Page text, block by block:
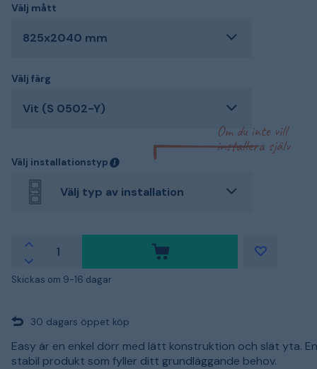
Välj mått
825x2040 mm
Välj färg
Vit (S 0502-Y)
Om du inte vill
installera själv
Välj installationstyp
Välj typ av installation
Skickas om 9-16 dagar
30 dagars öppet köp
Easy är en enkel dörr med lätt konstruktion och slät yta.
stabil produkt som fyller ditt grundläggande behov.